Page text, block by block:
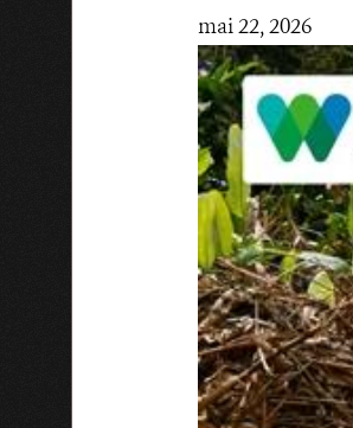
mai 22, 2026